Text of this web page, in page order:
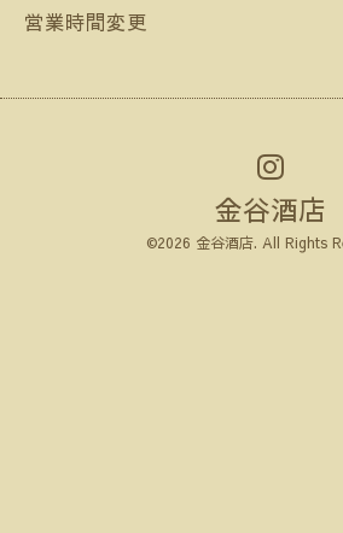
営業時間変更
金谷酒店
©2026 金谷酒店. All Rights